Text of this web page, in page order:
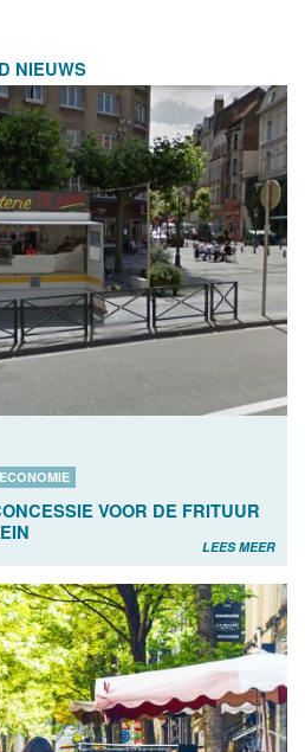
NIEUWS
ECONOMIE
VOOR DE FRITUUR
LEES MEER